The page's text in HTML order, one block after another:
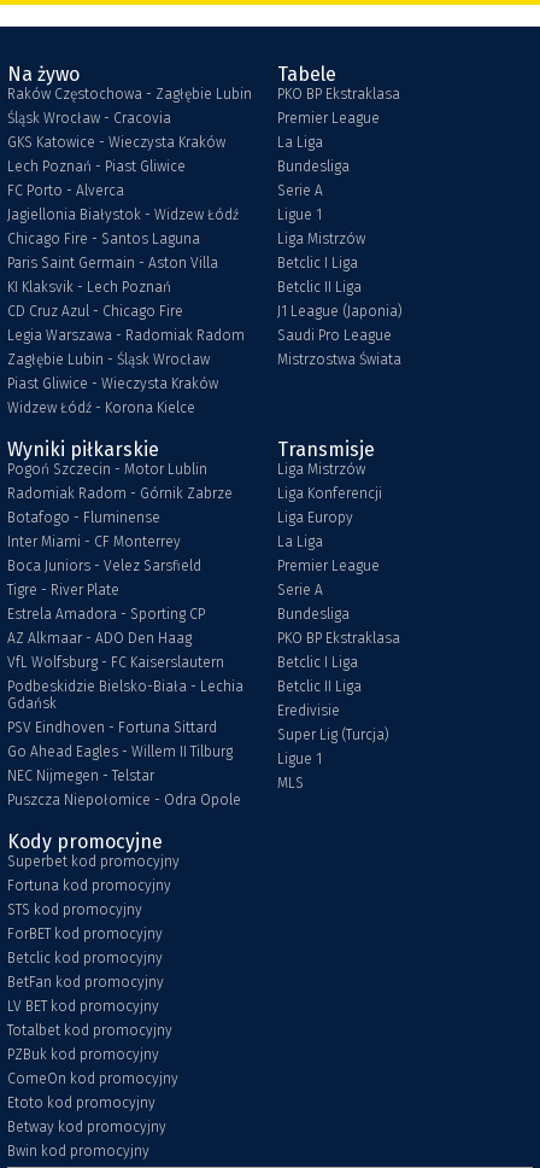
Na żywo
Raków Częstochowa - Zagłębie Lubin
Śląsk Wrocław - Cracovia
GKS Katowice - Wieczysta Kraków
Lech Poznań - Piast Gliwice
FC Porto - Alverca
Jagiellonia Białystok - Widzew Łódź
Chicago Fire - Santos Laguna
Paris Saint Germain - Aston Villa
KI Klaksvik - Lech Poznań
CD Cruz Azul - Chicago Fire
Legia Warszawa - Radomiak Radom
Zagłębie Lubin - Śląsk Wrocław
Piast Gliwice - Wieczysta Kraków
Widzew Łódź - Korona Kielce
Tabele
PKO BP Ekstraklasa
Premier League
La Liga
Bundesliga
Serie A
Ligue 1
Liga Mistrzów
Betclic I Liga
Betclic II Liga
J1 League (Japonia)
Saudi Pro League
Mistrzostwa Świata
Wyniki piłkarskie
Pogoń Szczecin - Motor Lublin
Radomiak Radom - Górnik Zabrze
Botafogo - Fluminense
Inter Miami - CF Monterrey
Boca Juniors - Velez Sarsfield
Tigre - River Plate
Estrela Amadora - Sporting CP
AZ Alkmaar - ADO Den Haag
VfL Wolfsburg - FC Kaiserslautern
Podbeskidzie Bielsko-Biała - Lechia
Gdańsk
PSV Eindhoven - Fortuna Sittard
Go Ahead Eagles - Willem II Tilburg
NEC Nijmegen - Telstar
Puszcza Niepołomice - Odra Opole
Transmisje
Liga Mistrzów
Liga Konferencji
Liga Europy
La Liga
Premier League
Serie A
Bundesliga
PKO BP Ekstraklasa
Betclic I Liga
Betclic II Liga
Eredivisie
Super Lig (Turcja)
Ligue 1
MLS
Kody promocyjne
Superbet kod promocyjny
Fortuna kod promocyjny
STS kod promocyjny
ForBET kod promocyjny
Betclic kod promocyjny
BetFan kod promocyjny
LV BET kod promocyjny
Totalbet kod promocyjny
PZBuk kod promocyjny
ComeOn kod promocyjny
Etoto kod promocyjny
Betway kod promocyjny
Bwin kod promocyjny